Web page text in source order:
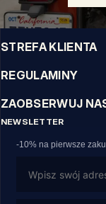
INFO
STREFA KLIENTA
REGULAMINY
ZAOBSERWUJ
NEWSLETTER
-10% na pierwsze